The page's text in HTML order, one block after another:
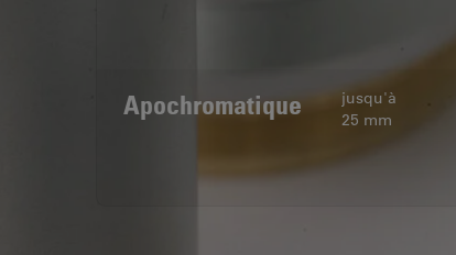
Apochromatique
jusqu'à
25 mm